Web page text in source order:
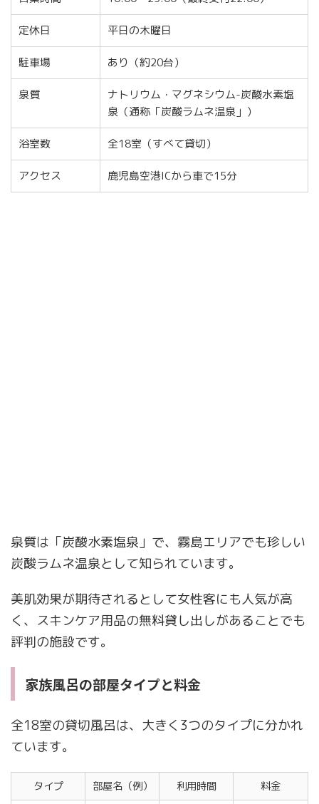
定休日 平日の木曜日
駐車場 あり（約20台）
泉質
ナトリウム・マグネシウム-炭酸水素塩
泉（通称「炭酸ラムネ温泉」）
浴室数 全18室（すべて貸切）
アクセス 鹿児島空港ICから車で15分
泉質は「炭酸水素塩泉」で、霧島エリアでも珍しい
炭酸ラムネ温泉として知られています。
美肌効果が期待されるとして女性客にも人気が高
く、スキンケア用品の無料貸し出しがあることでも
評判の施設です。
家族風呂の部屋タイプと料金
全18室の貸切風呂は、大きく3つのタイプに分かれ
ています。
タイプ 部屋名（例） 利用時間 料金